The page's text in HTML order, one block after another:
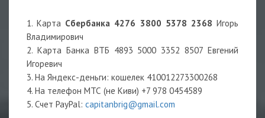
1. Карта Сбербанка 4276 3800 5378 2368 Игорь
Владимирович
2. Карта Банка ВТБ 4893 5000 3352 8507 Евгений
Игоревич
3. На Яндекс-деньги: кошелек 410012273300268
4. На телефон МТС (не Киви) +7 978 0454589
5. Счет PayPal: capitanbrig@gmail.com